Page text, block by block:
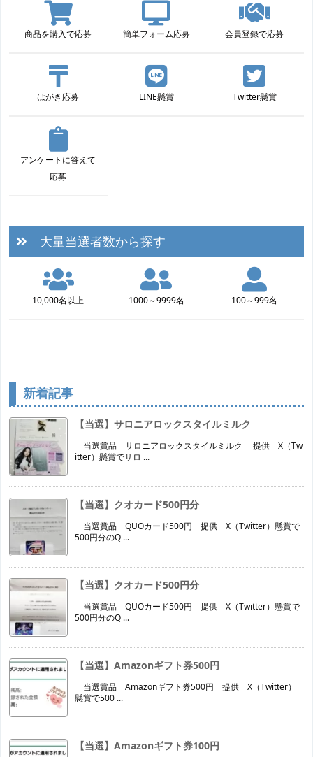
商品を購入で応募 簡単フォーム応募 会員登録で応募
はがき応募 LINE懸賞 Twitter懸賞
アンケートに答えて
応募
大量当選者数から探す
10,000名以上 1000～9999名 100～999名
新着記事
【当選】サロニアロックスタイルミルク
当選賞品 サロニアロックスタイルミルク 提供 X（Tw
itter）懸賞でサロ ...
【当選】クオカード500円分
当選賞品 QUOカード500円 提供 X（Twitter）懸賞で
500円分のQ ...
【当選】クオカード500円分
当選賞品 QUOカード500円 提供 X（Twitter）懸賞で
500円分のQ ...
【当選】Amazonギフト券500円
当選賞品 Amazonギフト券500円 提供 X（Twitter）
懸賞で500 ...
【当選】Amazonギフト券100円